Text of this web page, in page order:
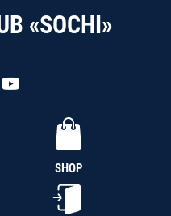
«SOCHI»
SHOP